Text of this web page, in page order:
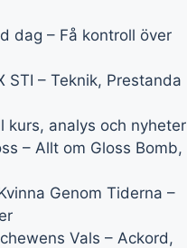
dag – Få kontroll över
STI – Teknik, Prestanda
kurs, analys och nyheter
– Allt om Gloss Bomb,
Genom Tiderna –
Vals – Ackord,